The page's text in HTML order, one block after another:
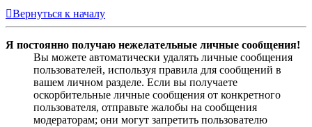
Вернуться к началу
Я постоянно получаю нежелательные личные сообщения!
Вы можете автоматически удалять личные сообщения
пользователей, используя правила для сообщений в
вашем личном разделе. Если вы получаете
оскорбительные личные сообщения от конкретного
пользователя, отправьте жалобы на сообщения
модераторам; они могут запретить пользователю